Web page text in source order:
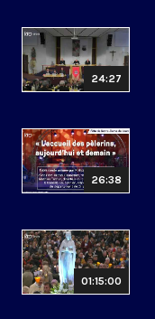
24:27
26:38
01:15:00